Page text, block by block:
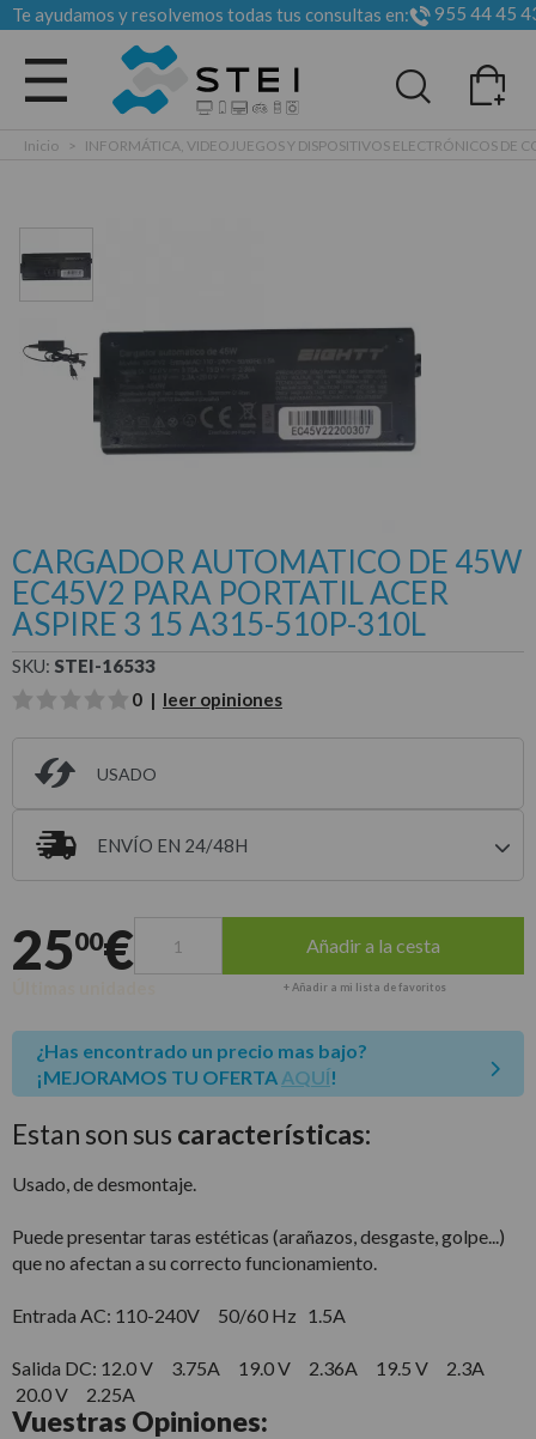
Te ayudamos y resolvemos todas tus consultas en: 955 44 45
Todas las categorias
Inicio > INFORMÁTICA, VIDEOJUEGOS Y DISPOSITIVOS ELECTRÓNICOS DE
CARGADOR AUTOMATICO DE 45W
EC45V2 PARA PORTATIL ACER
ASPIRE 3 15 A315-510P-310L
SKU: STEI-16533
0 | leer opiniones
USADO
ENVÍO EN 24/48H
2500€ Añadir a la cesta
+ Añadir a mi lista de favoritos
¿Has encontrado un precio mas bajo?
¡MEJORAMOS TU OFERTA AQUÍ!
Estan son sus características:
Usado, de desmontaje.
Puede presentar taras estéticas (arañazos, desgaste, golpe...)
que no afectan a su correcto funcionamiento.
Entrada AC: 110-240V 50/60 Hz 1.5A
Salida DC: 12.0 V 3.75A 19.0 V 2.36A 19.5 V 2.3A
20.0 V 2.25A
Vuestras Opiniones: